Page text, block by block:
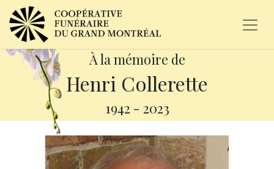
À la mémoire de
Henri Collerette
1942 - 2023